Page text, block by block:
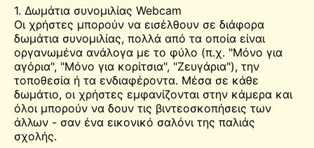
1. Δωμάτια συνομιλίας Webcam
Οι χρήστες μπορούν να εισέλθουν σε διάφορα
δωμάτια συνομιλίας, πολλά από τα οποία είναι
οργανωμένα ανάλογα με το φύλο (π.χ. "Μόνο για
αγόρια", "Μόνο για κορίτσια", "Ζευγάρια"), την
τοποθεσία ή τα ενδιαφέροντα. Μέσα σε κάθε
δωμάτιο, οι χρήστες εμφανίζονται στην κάμερα και
όλοι μπορούν να δουν τις βιντεοσκοπήσεις των
άλλων - σαν ένα εικονικό σαλόνι της παλιάς
σχολής.